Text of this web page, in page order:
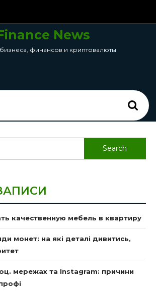
News
финансов и криптовалюты
for:
качественную мебель в квартиру
монет: на які деталі дивитись,
мережах та Instagram: причини